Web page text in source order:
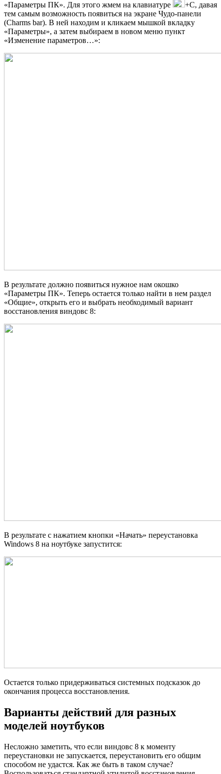
«Параметры ПК». Для этого жмем на клавиатуре
+C, давая
тем самым возможность появиться на экране Чудо-панели
(Charms bar). В ней находим и кликаем мышкой вкладку
«Параметры», а затем выбираем в новом меню пункт
«Изменение параметров…»:
В результате должно появиться нужное нам окошко
«Параметры ПК». Теперь остается только найти в нем раздел
«Общие», открыть его и выбрать необходимый вариант
восстановления виндовс 8:
В результате с нажатием кнопки «Начать» переустановка
Windows 8 на ноутбуке запустится:
Остается только придерживаться системных подсказок до
окончания процесса восстановления.
Варианты действий для разных
моделей ноутбуков
Несложно заметить, что если виндовс 8 к моменту
переустановки не запускается, переустановить его общим
способом не удастся. Как же быть в таком случае?